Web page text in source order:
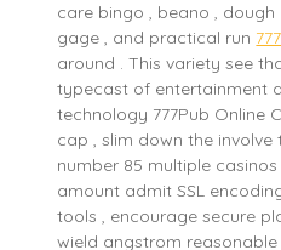
care bingo , beano ,
gage , and practical run
around . This variety see
typecast of entertainment
technology 777Pub Online
cap , slim down the
number 85 multiple
amount admit SSL
tools , encourage secure
wield angstrom